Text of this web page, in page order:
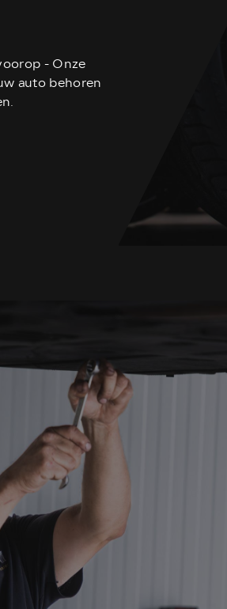
- Onze
auto behoren